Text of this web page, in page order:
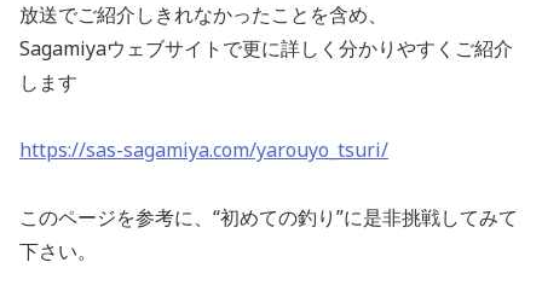
放送でご紹介しきれなかったことを含め、
Sagamiyaウェブサイトで更に詳しく分かりやすくご紹介
します
https://sas-sagamiya.com/yarouyo_tsuri/
このページを参考に、“初めての釣り”に是非挑戦してみて
下さい。